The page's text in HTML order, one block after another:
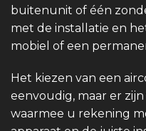
buitenunit of één
met de installatie en
mobiel of een
Het kiezen van een
eenvoudig, maar er
waarmee u rekening